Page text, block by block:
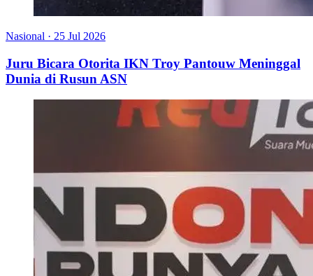
Nasional · 25 Jul 2026
Juru Bicara Otorita IKN Troy Pantouw Meninggal
Dunia di Rusun ASN